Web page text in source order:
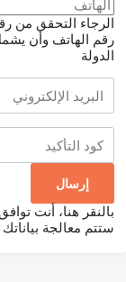
الرجاء التحقق من
رقم الهاتف وأن
الدولة
بالنقر هنا، أنت
ستتم معالجة